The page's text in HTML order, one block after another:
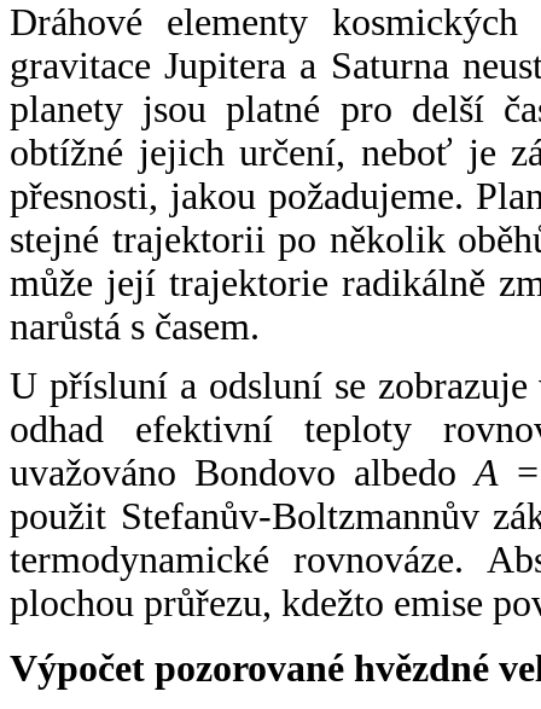
Dráhové elementy
gravitace Jupitera a Saturna
planety jsou platné pro delší
obtížné jejich určení, neboť je
přesnosti, jakou požadujeme.
stejné trajektorii po několik
může její trajektorie radikálně
narůstá s časem.
U přísluní a odsluní se
odhad efektivní teploty
uvažováno Bondovo albedoA
použit Stefanův-Boltzmannův
termodynamické rovnováze.
plochou průřezu, kdežto emise
Výpočet pozorované hvězdné